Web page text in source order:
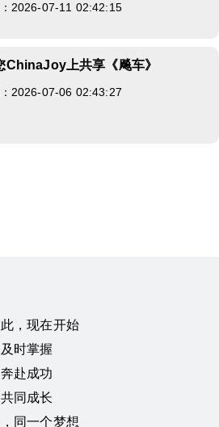
：2026-07-11 02:42:15
ChinaJoy上共享《飚车》
：2026-07-06 02:43:27
，现在开始
时掌握
赴成功
同成长
同一个梦想